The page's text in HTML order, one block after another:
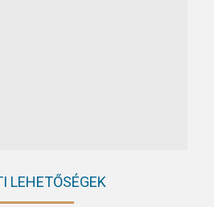
LEHETŐSÉGEK